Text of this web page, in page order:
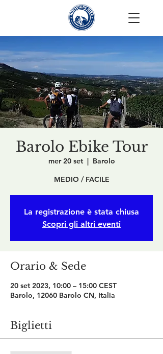
Barolo Ebike Tour
mer 20 set
  |
Barolo
MEDIO / FACILE
La registrazione è stata chiusa
Scopri gli altri eventi
Orario & Sede
20 set 2023, 10:00 – 15:00 CEST
Barolo, 12060 Barolo CN, Italia
Biglietti